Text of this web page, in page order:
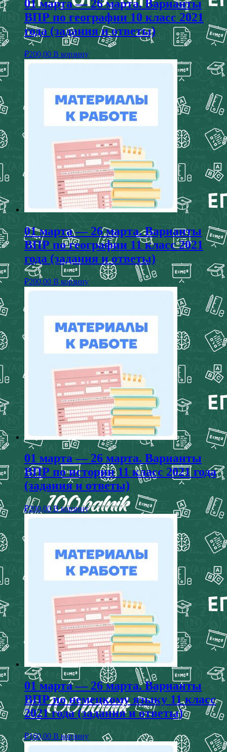
01 марта — 26 марта. Варианты
ВПР по географии 10 класс 2021
года (задания и ответы)
₽200,00 В корзину
01 марта — 26 марта. Варианты
ВПР по географии 11 класс 2021
года (задания и ответы)
₽200,00 В корзину
01 марта — 26 марта. Варианты
ВПР по истории 11 класс 2021 года
(задания и ответы)
₽200,00 В корзину
01 марта — 26 марта. Варианты
ВПР по немецкому языку 11 класс
2021 года (задания и ответы)
₽160,00 В корзину